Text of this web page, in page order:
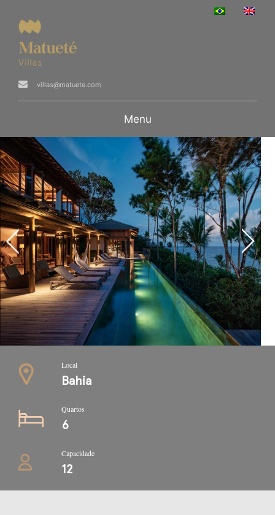
villas@matuete.com
Menu
Local
Bahia
Quartos
6
Capacidade
12